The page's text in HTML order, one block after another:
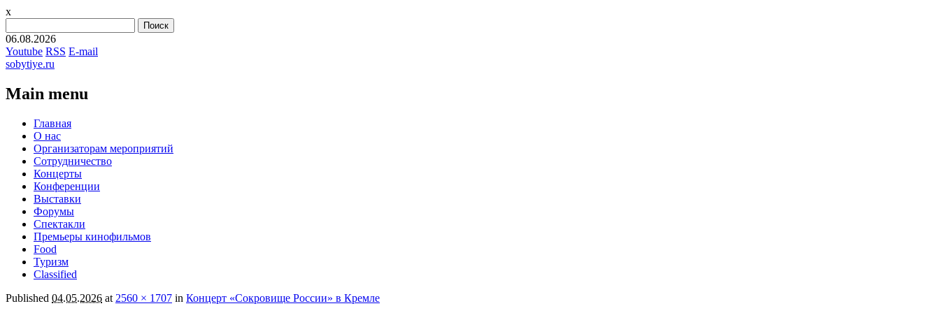
x
06.08.2026
Youtube RSS E-mail
sobytiye.ru
Main menu
Skip
content
Главная
О нас
Организаторам мероприятий
Сотрудничество
Концерты
Конференции
Выставки
Форумы
Спектакли
Премьеры кинофильмов
Food
Туризм
Сlassified
Published 04.05.2026 at 2560 × 1707 in Концерт «Сокровище России» в Кремле